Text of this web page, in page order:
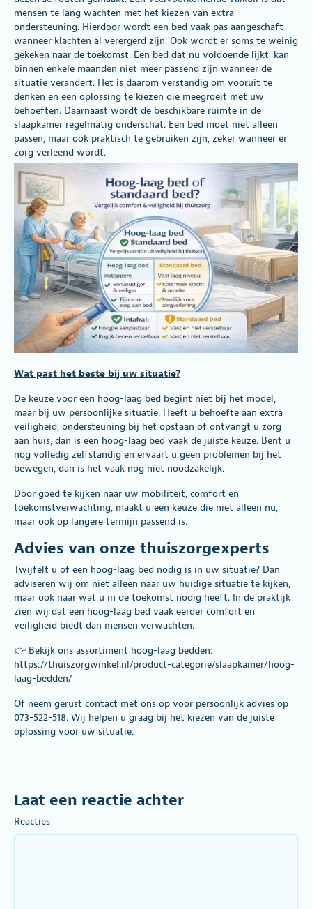
mensen te lang wachten met het kiezen van extra
ondersteuning. Hierdoor wordt een bed vaak pas aangeschaft
wanneer klachten al verergerd zijn. Ook wordt er soms te weinig
gekeken naar de toekomst. Een bed dat nu voldoende lijkt, kan
binnen enkele maanden niet meer passend zijn wanneer de
situatie verandert. Het is daarom verstandig om vooruit te
denken en een oplossing te kiezen die meegroeit met uw
behoeften. Daarnaast wordt de beschikbare ruimte in de
slaapkamer regelmatig onderschat. Een bed moet niet alleen
passen, maar ook praktisch te gebruiken zijn, zeker wanneer er
zorg verleend wordt.
Wat past het beste bij uw situatie?
De keuze voor een hoog-laag bed begint niet bij het model,
maar bij uw persoonlijke situatie. Heeft u behoefte aan extra
veiligheid, ondersteuning bij het opstaan of ontvangt u zorg
aan huis, dan is een hoog-laag bed vaak de juiste keuze. Bent u
nog volledig zelfstandig en ervaart u geen problemen bij het
bewegen, dan is het vaak nog niet noodzakelijk.
Door goed te kijken naar uw mobiliteit, comfort en
toekomstverwachting, maakt u een keuze die niet alleen nu,
maar ook op langere termijn passend is.
Advies van onze thuiszorgexperts
Twijfelt u of een hoog-laag bed nodig is in uw situatie? Dan
adviseren wij om niet alleen naar uw huidige situatie te kijken,
maar ook naar wat u in de toekomst nodig heeft. In de praktijk
zien wij dat een hoog-laag bed vaak eerder comfort en
veiligheid biedt dan mensen verwachten.
👉 Bekijk ons assortiment hoog-laag bedden:
https://thuiszorgwinkel.nl/product-categorie/slaapkamer/hoog-
laag-bedden/
Of neem gerust contact met ons op voor persoonlijk advies op
073-522-518. Wij helpen u graag bij het kiezen van de juiste
oplossing voor uw situatie.
Laat een reactie achter
Reacties